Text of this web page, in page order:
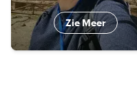
Zie Meer